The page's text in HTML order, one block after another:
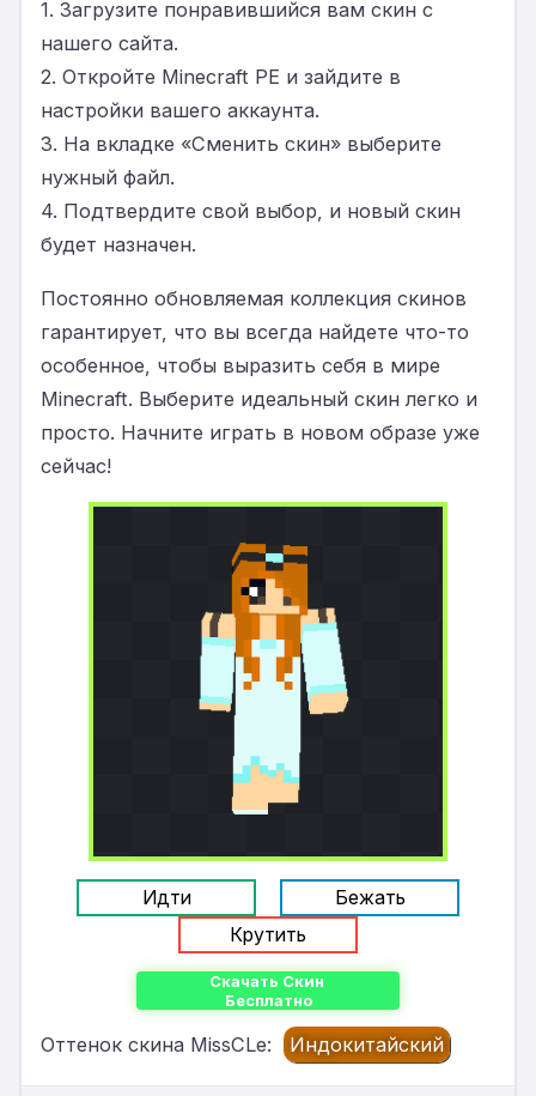
1. Загрузите понравившийся вам скин с
нашего сайта.
2. Откройте Minecraft PE и зайдите в
настройки вашего аккаунта.
3. На вкладке «Сменить скин» выберите
нужный файл.
4. Подтвердите свой выбор, и новый скин
будет назначен.
Постоянно обновляемая коллекция скинов
гарантирует, что вы всегда найдете что-то
особенное, чтобы выразить себя в мире
Minecraft. Выберите идеальный скин легко и
просто. Начните играть в новом образе уже
сейчас!
Идти
Бежать
Крутить
Скачать Скин
Бесплатно
Оттенок скина MissCLe: Индокитайский